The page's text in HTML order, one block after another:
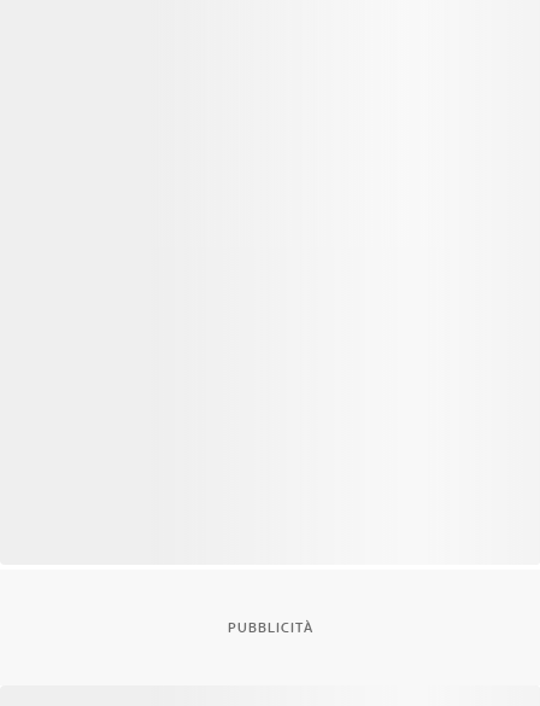
PUBBLICITÀ